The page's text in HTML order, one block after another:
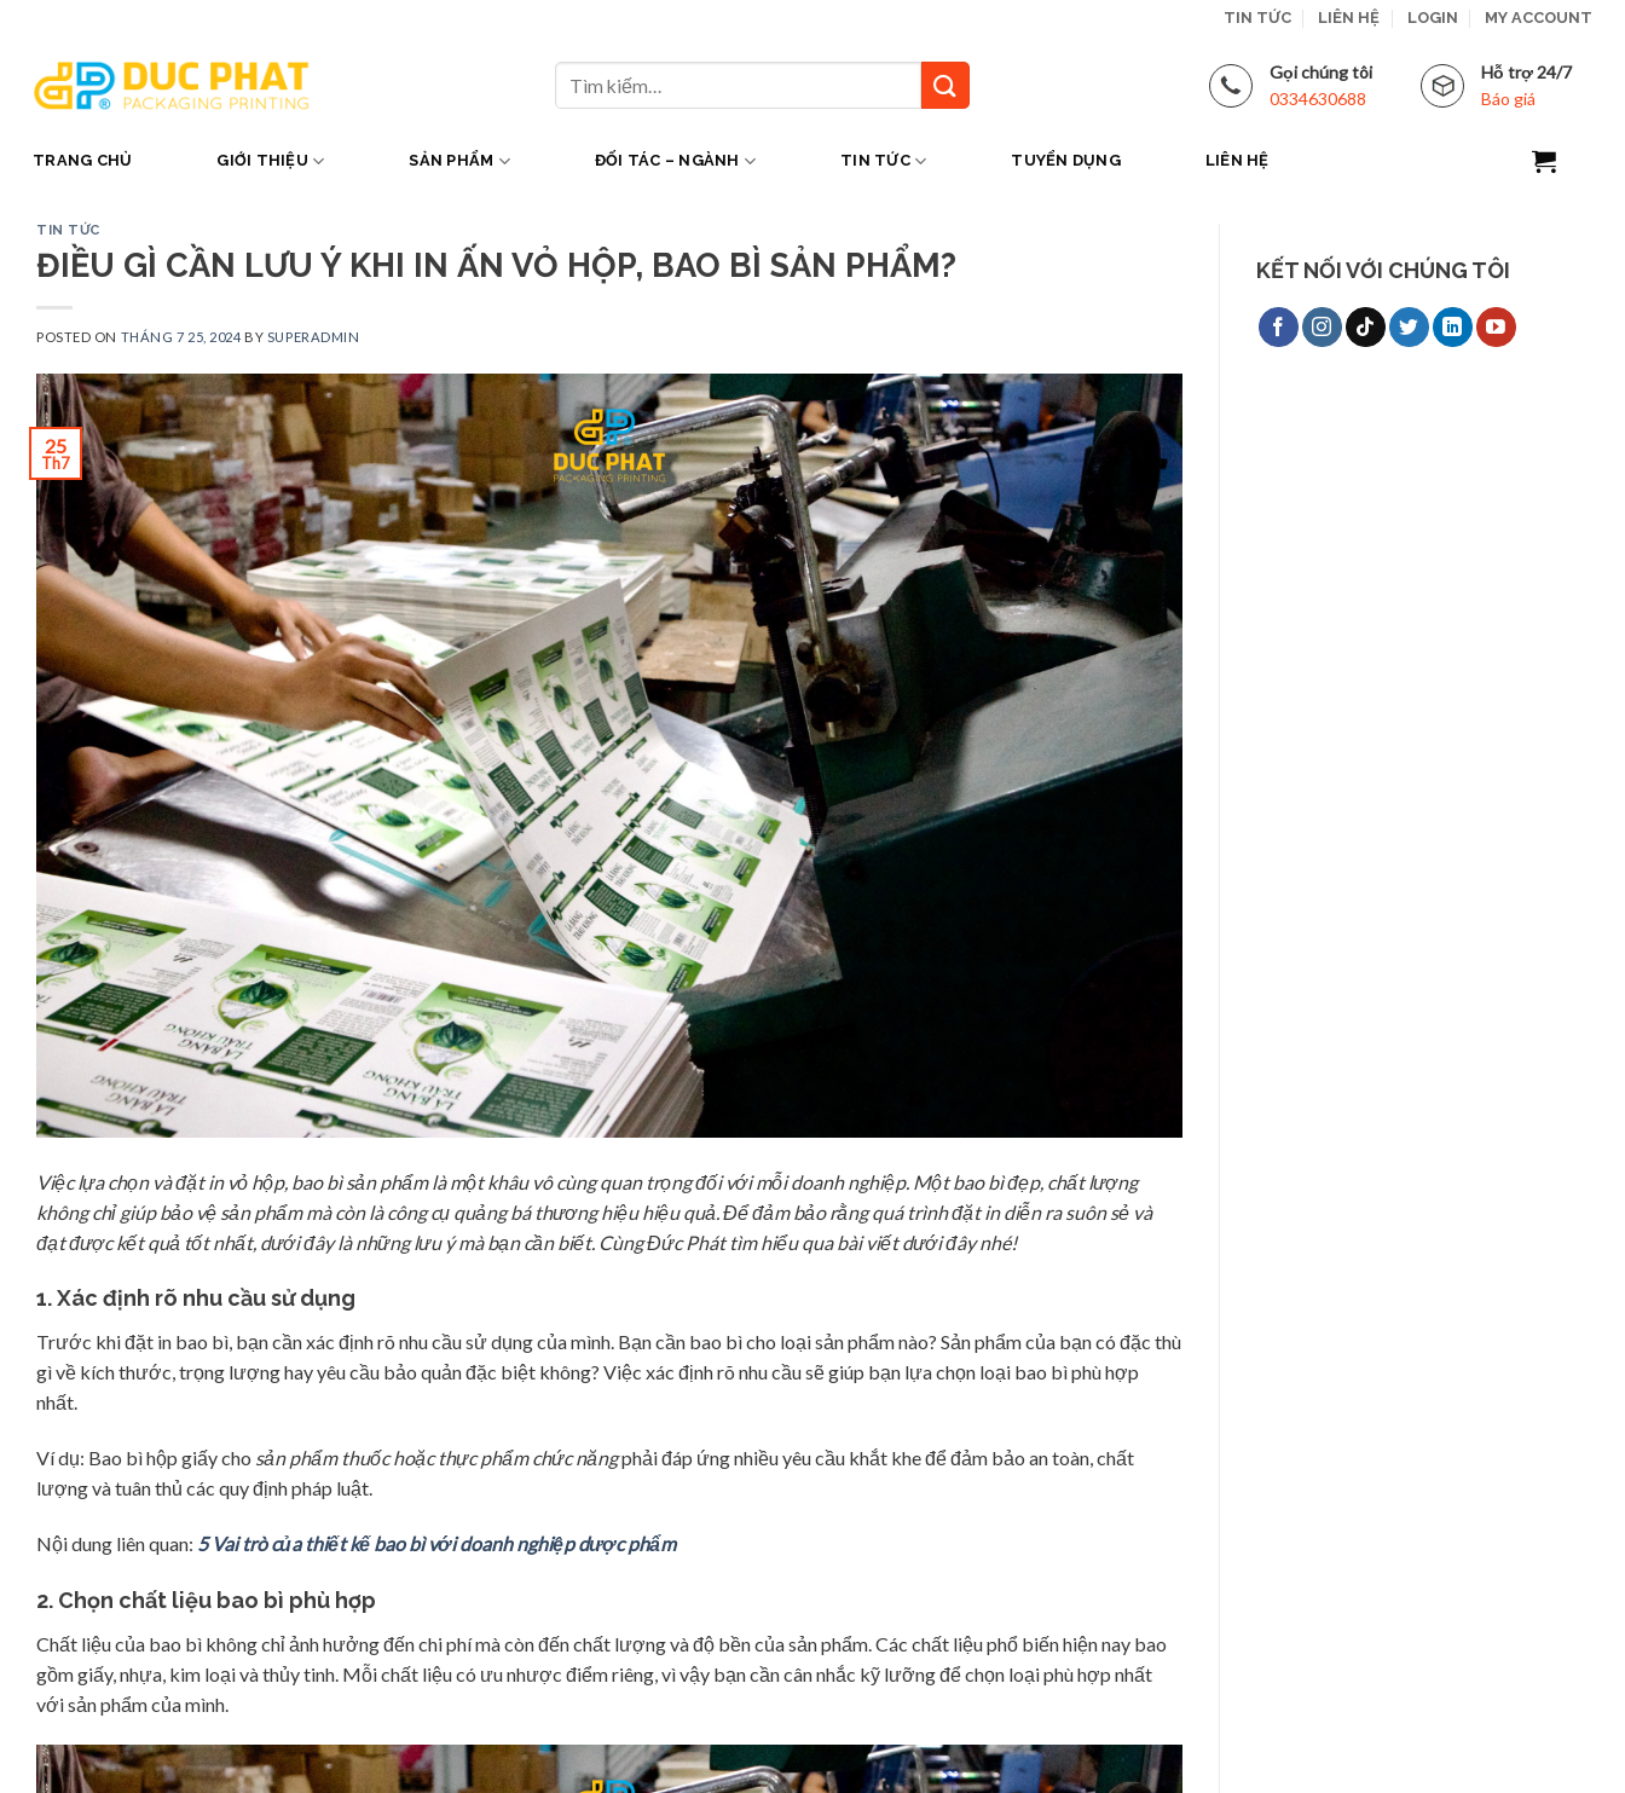
content
TIN TỨC LIÊN HỆ LOGIN MY ACCOUNT
kiếm:
Gọi chúng tôi
0334630688
Hỗ trợ 24/7
Báo giá
TRANG CHỦ GIỚI THIỆU SẢN PHẨM ĐỐI TÁC – NGÀNH TIN TỨC TUYỂN DỤNG LIÊN HỆ
TIN TỨC
ĐIỀU GÌ CẦN LƯU Ý KHI IN ẤN VỎ HỘP, BAO BÌ SẢN PHẨM?
POSTED ON THÁNG 7 25, 2024 BY SUPERADMIN
25
Th7
Việc lựa chọn và đặt in vỏ hộp, bao bì sản phẩm là một khâu vô cùng quan trọng đối với mỗi doanh nghiệp. Một bao bì đẹp, chất lượng
không chỉ giúp bảo vệ sản phẩm mà còn là công cụ quảng bá thương hiệu hiệu quả. Để đảm bảo rằng quá trình đặt in diễn ra suôn sẻ và
đạt được kết quả tốt nhất, dưới đây là những lưu ý mà bạn cần biết. Cùng Đức Phát tìm hiểu qua bài viết dưới đây nhé!
1. Xác định rõ nhu cầu sử dụng
Trước khi đặt in bao bì, bạn cần xác định rõ nhu cầu sử dụng của mình. Bạn cần bao bì cho loại sản phẩm nào? Sản phẩm của bạn có đặc thù
gì về kích thước, trọng lượng hay yêu cầu bảo quản đặc biệt không? Việc xác định rõ nhu cầu sẽ giúp bạn lựa chọn loại bao bì phù hợp
nhất.
Ví dụ: Bao bì hộp giấy cho sản phẩm thuốc hoặc thực phẩm chức năngphải đáp ứng nhiều yêu cầu khắt khe để đảm bảo an toàn, chất
lượng và tuân thủ các quy định pháp luật.
Nội dung liên quan: 5 Vai trò của thiết kế bao bì với doanh nghiệp dược phẩm
2. Chọn chất liệu bao bì phù hợp
Chất liệu của bao bì không chỉ ảnh hưởng đến chi phí mà còn đến chất lượng và độ bền của sản phẩm. Các chất liệu phổ biến hiện nay bao
gồm giấy, nhựa, kim loại và thủy tinh. Mỗi chất liệu có ưu nhược điểm riêng, vì vậy bạn cần cân nhắc kỹ lưỡng để chọn loại phù hợp nhất
với sản phẩm của mình.
KẾT NỐI VỚI CHÚNG TÔI